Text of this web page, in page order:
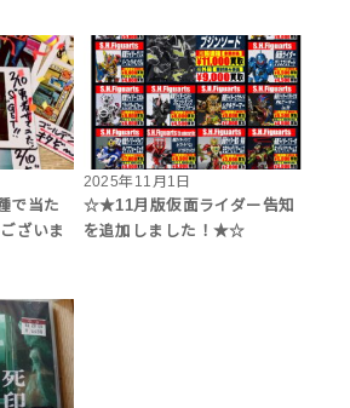
で当た
ざいま
2025年11月1日
☆★11月版仮面ライダー告知
を追加しました！★☆